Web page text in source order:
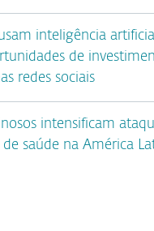
inteligência
de
redes sociais
intensificam
de saúde na América